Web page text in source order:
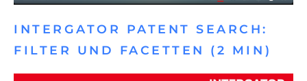
INTERGATOR PATENT SEARCH:
FILTER UND FACETTEN (2 MIN)